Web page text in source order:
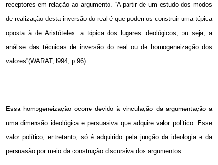
receptores em relação ao argumento. “A partir de um estudo dos modos
de realização desta inversão do real é que podemos construir uma tópica
oposta à de Aristóteles: a tópica dos lugares ideológicos, ou seja, a
análise das técnicas de inversão do real ou de homogeneização dos
valores”(WARAT, l994, p.96).
Essa homogeneização ocorre devido à vinculação da argumentação a
uma dimensão ideológica e persuasiva que adquire valor político. Esse
valor político, entretanto, só é adquirido pela junção da ideologia e da
persuasão por meio da construção discursiva dos argumentos.